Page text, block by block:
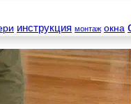
инструкция монтаж окна